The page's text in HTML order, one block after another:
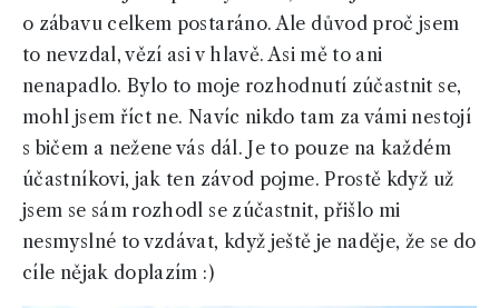
o zábavu celkem postaráno. Ale důvod proč jsem
to nevzdal, vězí asi v hlavě. Asi mě to ani
nenapadlo. Bylo to moje rozhodnutí zúčastnit se,
mohl jsem říct ne. Navíc nikdo tam za vámi nestojí
s bičem a nežene vás dál. Je to pouze na každém
účastníkovi, jak ten závod pojme. Prostě když už
jsem se sám rozhodl se zúčastnit, přišlo mi
nesmyslné to vzdávat, když ještě je naděje, že se do
cíle nějak doplazím :)